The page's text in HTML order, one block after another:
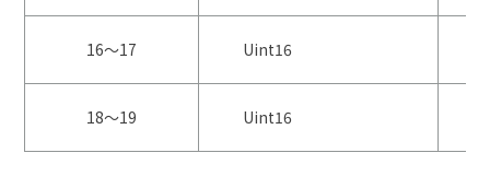
16～17 Uint16
18～19 Uint16